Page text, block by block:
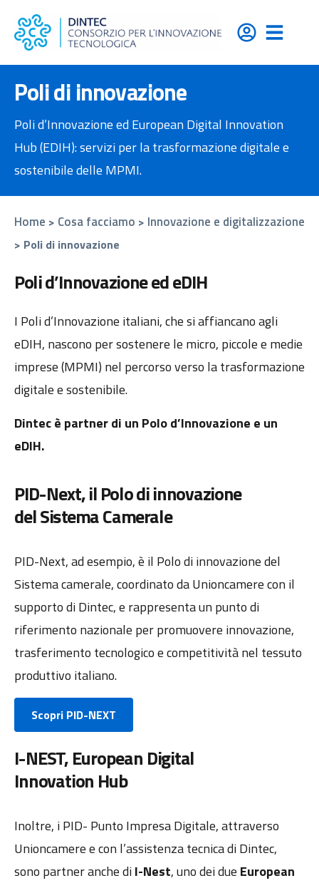
contenuto
Poli di innovazione
Poli d’Innovazione ed European Digital Innovation
Hub (EDIH): servizi per la trasformazione digitale e
sostenibile delle MPMI.
Home > Cosa facciamo > Innovazione e digitalizzazione
> Poli di innovazione
Poli d’Innovazione ed eDIH
I Poli d’Innovazione italiani, che si affiancano agli
eDIH, nascono per sostenere le micro, piccole e medie
imprese (MPMI) nel percorso verso la trasformazione
digitale e sostenibile.
Dintec è partner di un Polo d’Innovazione e un
eDIH.
PID-Next, il Polo di innovazione
del Sistema Camerale
PID-Next, ad esempio, è il Polo di innovazione del
Sistema camerale, coordinato da Unioncamere con il
supporto di Dintec, e rappresenta un punto di
riferimento nazionale per promuovere innovazione,
trasferimento tecnologico e competitività nel tessuto
produttivo italiano.
Scopri PID-NEXT
I-NEST, European Digital
Innovation Hub
Inoltre, i PID- Punto Impresa Digitale, attraverso
Unioncamere e con l’assistenza tecnica di Dintec,
sono partner anche diI-Nest, uno dei due European